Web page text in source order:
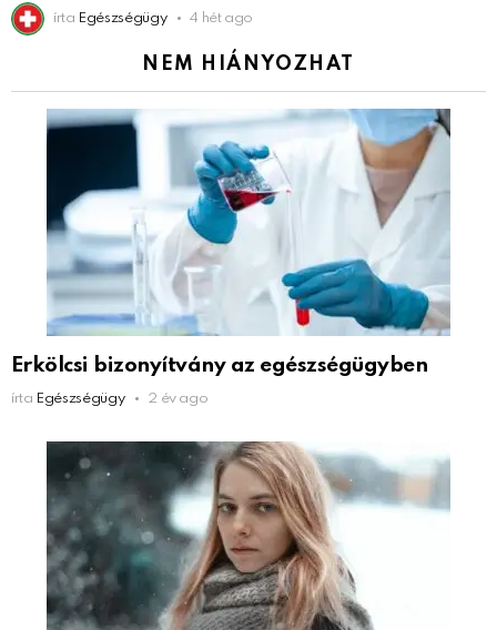
írta Egészségügy 4 hét ago
NEM HIÁNYOZHAT
Erkölcsi bizonyítvány az egészségügyben
írta Egészségügy 2 év ago